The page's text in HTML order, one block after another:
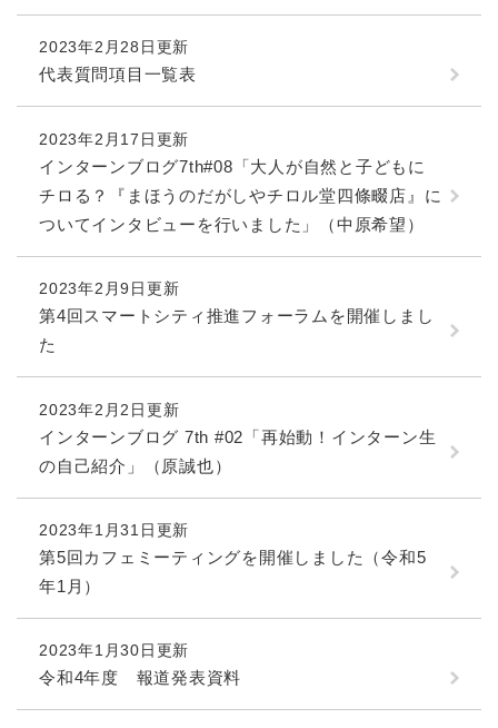
2023年2月28日更新
代表質問項目一覧表
2023年2月17日更新
インターンブログ7th#08「大人が自然と子どもに
チロる？『まほうのだがしやチロル堂四條畷店』に
ついてインタビューを行いました」（中原希望）
2023年2月9日更新
第4回スマートシティ推進フォーラムを開催しまし
た
2023年2月2日更新
インターンブログ 7th #02「再始動！インターン生
の自己紹介」（原誠也）
2023年1月31日更新
第5回カフェミーティングを開催しました（令和5
年1月）
2023年1月30日更新
令和4年度 報道発表資料